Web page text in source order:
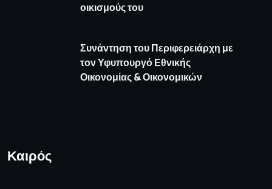
οικισμούς του
Συνάντηση του Περιφερειάρχη με
τον Υφυπουργό Εθνικής
Οικονομίας & Οικονομικών
Καιρός